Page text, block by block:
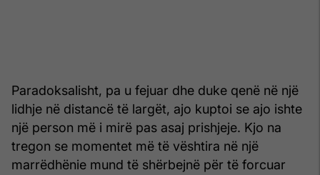
Paradoksalisht, pa u fejuar dhe duke qenë në një
lidhje në distancë të largët, ajo kuptoi se ajo ishte
një person më i mirë pas asaj prishjeje. Kjo na
tregon se momentet më të vështira në një
marrëdhënie mund të shërbejnë për të forcuar